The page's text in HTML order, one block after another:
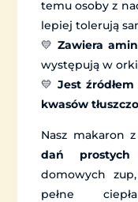
temu osoby z
lepiej tolerują
💛Zawiera
występują w
💛Jest
kwasów
Nasz makaron
dań
domowych
pełne